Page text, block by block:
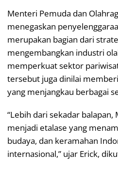
Menteri Pemuda dan
menegaskan
merupakan bagian dari
mengembangkan industri
memperkuat sektor
tersebut juga dinilai
yang menjangkau berbagai
“Lebih dari sekadar balapan,
menjadi etalase yang
budaya, dan keramahan
internasional,” ujar Erick,